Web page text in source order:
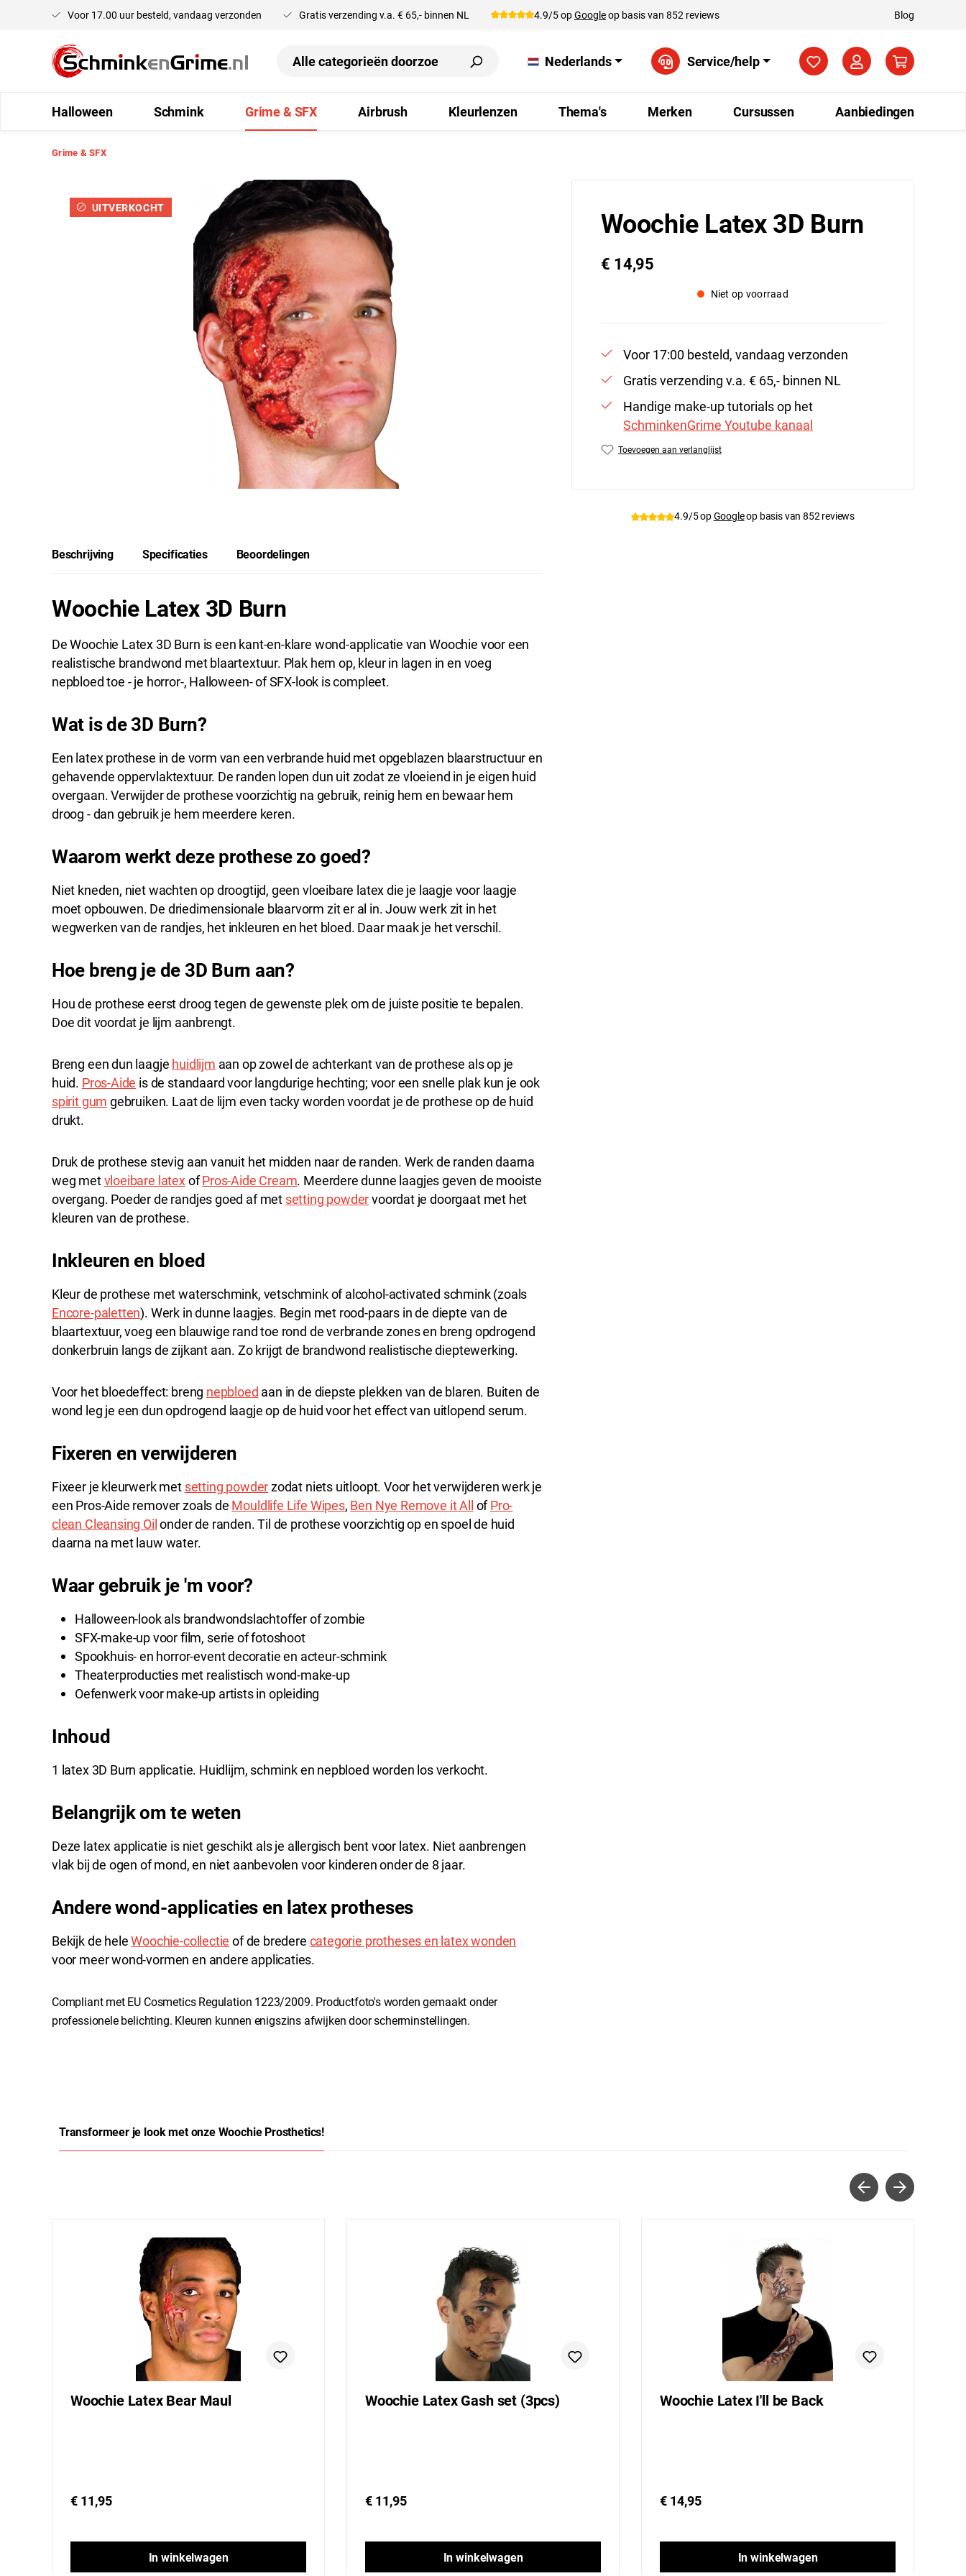
Ga naar de hoofdnavigatie
Voor 17.00 uur besteld, vandaag verzonden Gratis verzending v.a. € 65,- binnen NL 4.9/5 opGoogleop basis van 852 reviews Blog
Nederlands Service/help Je hebt 0 items op je
Halloween Schmink Grime & SFX Airbrush Kleurlenzen Thema's Merken Cursussen Aanbiedingen
Grime & SFX
UITVERKOCHT Woochie Latex 3D Burn
€ 14,95
Niet op voorraad
Voor 17:00 besteld, vandaag verzonden
Gratis verzending v.a. € 65,- binnen NL
Handige make-up tutorials op het
SchminkenGrime Youtube kanaal
Toevoegen aan verlanglijst
4.9/5 opGoogleop basis van 852 reviews
Beschrijving Specificaties Beoordelingen
Woochie Latex 3D Burn
De Woochie Latex 3D Burn is een kant-en-klare wond-applicatie van Woochie voor een
realistische brandwond met blaartextuur. Plak hem op, kleur in lagen in en voeg
nepbloed toe - je horror-, Halloween- of SFX-look is compleet.
Wat is de 3D Burn?
Een latex prothese in de vorm van een verbrande huid met opgeblazen blaarstructuur en
gehavende oppervlaktextuur. De randen lopen dun uit zodat ze vloeiend in je eigen huid
overgaan. Verwijder de prothese voorzichtig na gebruik, reinig hem en bewaar hem
droog - dan gebruik je hem meerdere keren.
Waarom werkt deze prothese zo goed?
Niet kneden, niet wachten op droogtijd, geen vloeibare latex die je laagje voor laagje
moet opbouwen. De driedimensionale blaarvorm zit er al in. Jouw werk zit in het
wegwerken van de randjes, het inkleuren en het bloed. Daar maak je het verschil.
Hoe breng je de 3D Burn aan?
Hou de prothese eerst droog tegen de gewenste plek om de juiste positie te bepalen.
Doe dit voordat je lijm aanbrengt.
Breng een dun laagje huidlijm aan op zowel de achterkant van de prothese als op je
huid. Pros-Aide is de standaard voor langdurige hechting; voor een snelle plak kun je ook
spirit gum gebruiken. Laat de lijm even tacky worden voordat je de prothese op de huid
drukt.
Druk de prothese stevig aan vanuit het midden naar de randen. Werk de randen daarna
weg metvloeibare latexofPros-Aide Cream. Meerdere dunne laagjes geven de mooiste
overgang. Poeder de randjes goed af met setting powdervoordat je doorgaat met het
kleuren van de prothese.
Inkleuren en bloed
Kleur de prothese met waterschmink, vetschmink of alcohol-activated schmink (zoals
Encore-paletten). Werk in dunne laagjes. Begin met rood-paars in de diepte van de
blaartextuur, voeg een blauwige rand toe rond de verbrande zones en breng opdrogend
donkerbruin langs de zijkant aan. Zo krijgt de brandwond realistische dieptewerking.
Voor het bloedeffect: breng nepbloed aan in de diepste plekken van de blaren. Buiten de
wond leg je een dun opdrogend laagje op de huid voor het effect van uitlopend serum.
Fixeren en verwijderen
Fixeer je kleurwerk met setting powderzodat niets uitloopt. Voor het verwijderen werk je
een Pros-Aide remover zoals de Mouldlife Life Wipes, Ben Nye Remove it All ofPro-
clean Cleansing Oilonder de randen. Til de prothese voorzichtig op en spoel de huid
daarna na met lauw water.
Waar gebruik je 'm voor?
Halloween-look als brandwondslachtoffer of zombie
SFX-make-up voor film, serie of fotoshoot
Spookhuis- en horror-event decoratie en acteur-schmink
Theaterproducties met realistisch wond-make-up
Oefenwerk voor make-up artists in opleiding
Inhoud
1 latex 3D Burn applicatie. Huidlijm, schmink en nepbloed worden los verkocht.
Belangrijk om te weten
Deze latex applicatie is niet geschikt als je allergisch bent voor latex. Niet aanbrengen
vlak bij de ogen of mond, en niet aanbevolen voor kinderen onder de 8 jaar.
Andere wond-applicaties en latex protheses
Bekijk de heleWoochie-collectie of de bredere categorie protheses en latex wonden
voor meer wond-vormen en andere applicaties.
Compliant met EU Cosmetics Regulation 1223/2009. Productfoto's worden gemaakt onder
professionele belichting. Kleuren kunnen enigszins afwijken door scherminstellingen.
Transformeer je look met onze Woochie Prosthetics!
Woochie Latex Bear Maul
€ 11,95
In winkelwagen
Woochie Latex Gash set (3pcs)
€ 11,95
In winkelwagen
Woochie Latex I'll be Back
€ 14,95
In winkelwagen